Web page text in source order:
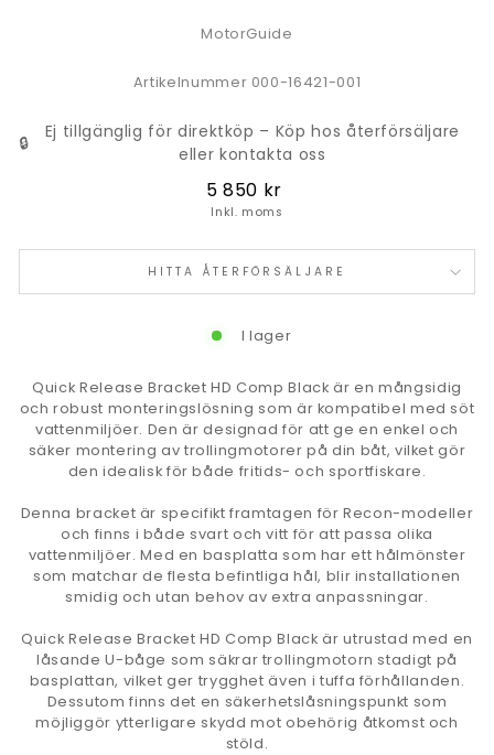
MotorGuide
Artikelnummer 000-16421-001
🔒
Ej tillgänglig för direktköp – Köp hos återförsäljare
eller kontakta oss
Ordinarie
pris
5 850 kr
Inkl. moms
HITTA ÅTERFÖRSÄLJARE
I lager
Quick Release Bracket HD Comp Black är en mångsidig
och robust monteringslösning som är kompatibel med söt
vattenmiljöer. Den är designad för att ge en enkel och
säker montering av trollingmotorer på din båt, vilket gör
den idealisk för både fritids- och sportfiskare.
Denna bracket är specifikt framtagen för Recon-modeller
och finns i både svart och vitt för att passa olika
vattenmiljöer. Med en basplatta som har ett hålmönster
som matchar de flesta befintliga hål, blir installationen
smidig och utan behov av extra anpassningar.
Quick Release Bracket HD Comp Black är utrustad med en
låsande U-båge som säkrar trollingmotorn stadigt på
basplattan, vilket ger trygghet även i tuffa förhållanden.
Dessutom finns det en säkerhetslåsningspunkt som
möjliggör ytterligare skydd mot obehörig åtkomst och
stöld.